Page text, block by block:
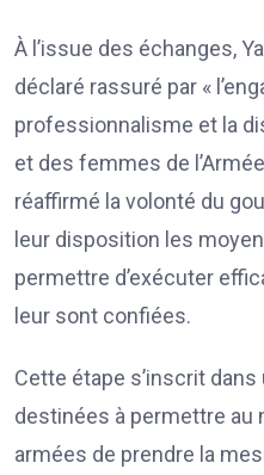
À l’issue des échanges,
déclaré rassuré par «
professionnalisme et la
et des femmes de
réaffirmé la volonté du
leur disposition les
permettre d’exécuter
leur sont confiées.
Cette étape s’inscrit
destinées à permettre au
armées de prendre la